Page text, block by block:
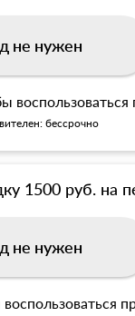
не нужен
бессрочно
1500 руб. на
не нужен